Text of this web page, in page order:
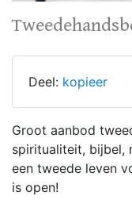
Deel: kopieer
Groot aanbod
spiritualiteit, bijbel,
een tweede leven
is open!